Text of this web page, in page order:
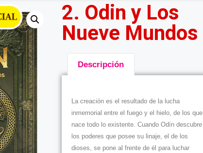
2. Odin y Los
Nueve Mundos
Descripción
La creación es el resultado de la lucha
inmemorial entre el fuego y el hielo, de los que
nace todo lo existente. Cuando Odín descubre
los poderes que posee su linaje, el de los
dioses, se pone al frente de él para luchar